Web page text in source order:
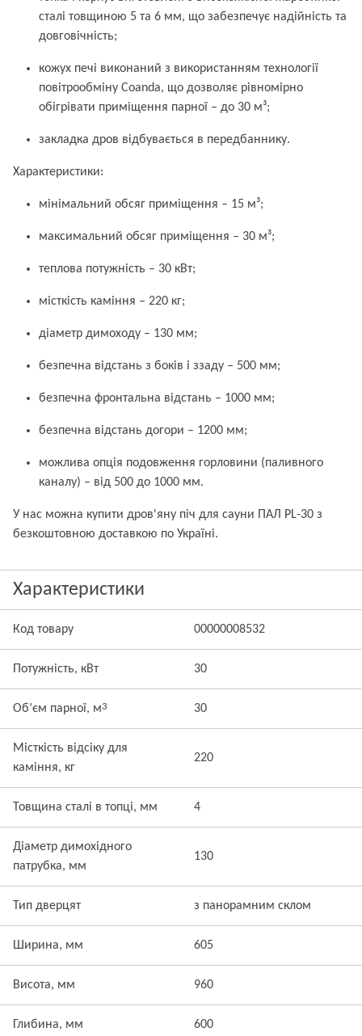
сталі товщиною 5 та 6 мм, що забезпечує надійність та
довговічність;
кожух печі виконаний з використанням технології
повітрообміну Coanda, що дозволяє рівномірно
обігрівати приміщення парної – до 30 м³;
закладка дров відбувається в передбаннику.
Характеристики:
мінімальний обсяг приміщення – 15 м³;
максимальний обсяг приміщення – 30 м³;
теплова потужність – 30 кВт;
місткість каміння – 220 кг;
діаметр димоходу – 130 мм;
безпечна відстань з боків і ззаду – 500 мм;
безпечна фронтальна відстань – 1000 мм;
безпечна відстань догори – 1200 мм;
можлива опція подовження горловини (паливного
каналу) – від 500 до 1000 мм.
У нас можна купити дров'яну піч для сауни ПАЛ PL-30 з
безкоштовною доставкою по Україні.
Характеристики
Код товару 00000008532
Потужність, кВт 30
Об’єм парної, м3 30
Місткість відсіку для
каміння, кг
220
Товщина сталі в топці, мм 4
Діаметр димохідного
патрубка, мм
130
Тип дверцят з панорамним склом
Ширина, мм 605
Висота, мм 960
Глибина, мм 600